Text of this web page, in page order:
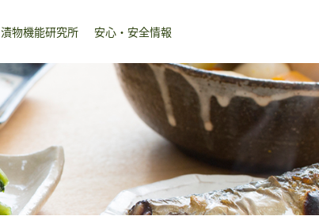
漬物機能研究所 安心・安全情報